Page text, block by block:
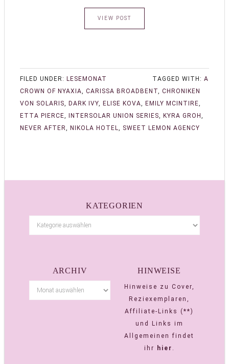
VIEW POST
FILED UNDER: LESEMONAT TAGGED WITH: A
CROWN OF NYAXIA, CARISSA BROADBENT, CHRONIKEN
VON SOLARIS, DARK IVY, ELISE KOVA, EMILY MCINTIRE,
ETTA PIERCE, INTERSOLAR UNION SERIES, KYRA GROH ,
NEVER AFTER, NIKOLA HOTEL, SWEET LEMON AGENCY
KATEGORIEN
ARCHIV HINWEISE
Hinweise zu Cover,
Reziexemplaren,
Affiliate-Links (**)
und Links im
Allgemeinen findet
ihr
hier .